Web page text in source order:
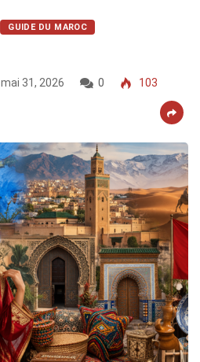
GUIDE DU MAROC
mai 31, 2026 0 103